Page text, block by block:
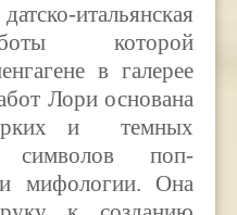
итальянская
которой
в галерее
Лори основана
и темных
символов поп-
мифологии. Она